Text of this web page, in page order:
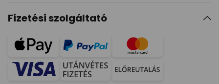
Fizetési szolgáltató